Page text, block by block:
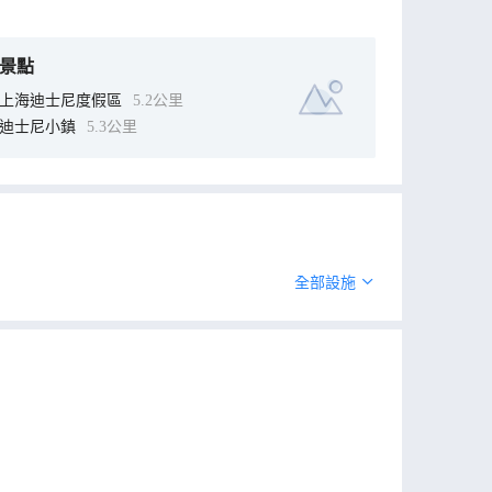
景點
上海迪士尼度假區
5.2公里
迪士尼小鎮
5.3公里
全部設施